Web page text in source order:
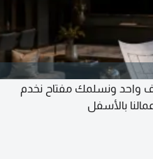
ونسلمك مفتاح نخدم
بالأسفل